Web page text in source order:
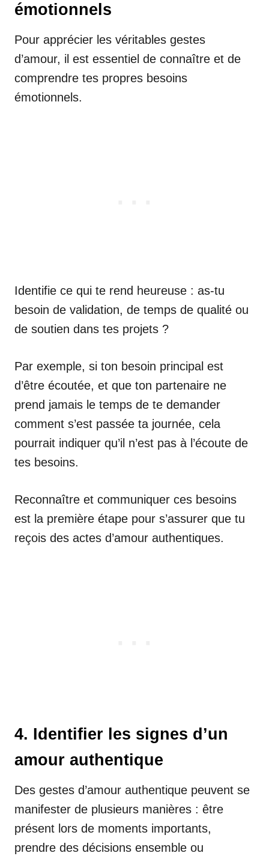
émotionnels
Pour apprécier les véritables gestes
d’amour, il est essentiel de connaître et de
comprendre tes propres besoins
émotionnels.
Identifie ce qui te rend heureuse : as-tu
besoin de validation, de temps de qualité ou
de soutien dans tes projets ?
Par exemple, si ton besoin principal est
d’être écoutée, et que ton partenaire ne
prend jamais le temps de te demander
comment s’est passée ta journée, cela
pourrait indiquer qu’il n’est pas à l’écoute de
tes besoins.
Reconnaître et communiquer ces besoins
est la première étape pour s’assurer que tu
reçois des actes d’amour authentiques.
4. Identifier les signes d’un
amour authentique
Des gestes d’amour authentique peuvent se
manifester de plusieurs manières : être
présent lors de moments importants,
prendre des décisions ensemble ou